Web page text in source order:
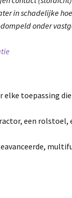
in schadelijke
onder
toepassing
een rolstoel,